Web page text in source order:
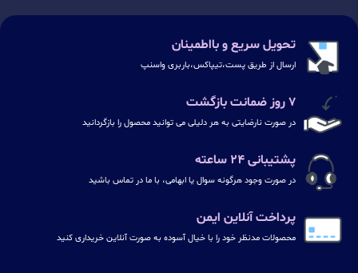
تحویل سریع و بااطمینان
ارسال از طریق پست،تیپاکس،باربری واسنپ
۷ روز ضمانت بازگشت
در صورت نارضایتی به هر دلیلی می توانید محصول را بازگردانید
پشتیبانی ۲۴ ساعته
در صورت وجود هرگونه سوال یا ابهامی، با ما در تماس باشید
پرداخت آنلاین ایمن
محصولات مدنظر خود را با خیال آسوده به صورت آنلاین خریداری کنید